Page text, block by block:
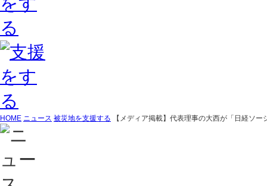
HOME ニュース 被災地を支援する 【メディア掲載】代表理事の大西が「日経ソ